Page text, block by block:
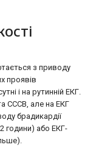
з приводу
проявів
і на рутинній ЕКГ.
СССВ, але на ЕКГ
брадикардії
години) або ЕКГ-